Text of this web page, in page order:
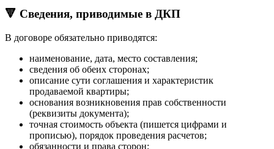
🔻 Сведения, приводимые в ДКП
В договоре обязательно приводятся:
наименование, дата, место составления;
сведения об обеих сторонах;
описание сути соглашения и характеристик
продаваемой квартиры;
основания возникновения прав собственности
(реквизиты документа);
точная стоимость объекта (пишется цифрами и
прописью), порядок проведения расчетов;
обязанности и права сторон;